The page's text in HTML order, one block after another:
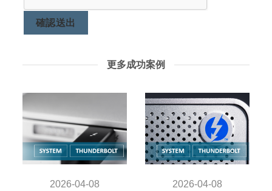
確認送出
更多成功案例
2026-04-08 2026-04-08